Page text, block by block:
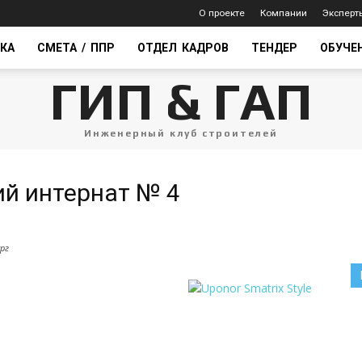
О проекте Компании
СМЕТА / ППР ОТДЕЛ КАДРОВ ТЕНДЕР
ГИП & ГАП
Инженерный клуб строителей
интернат № 4